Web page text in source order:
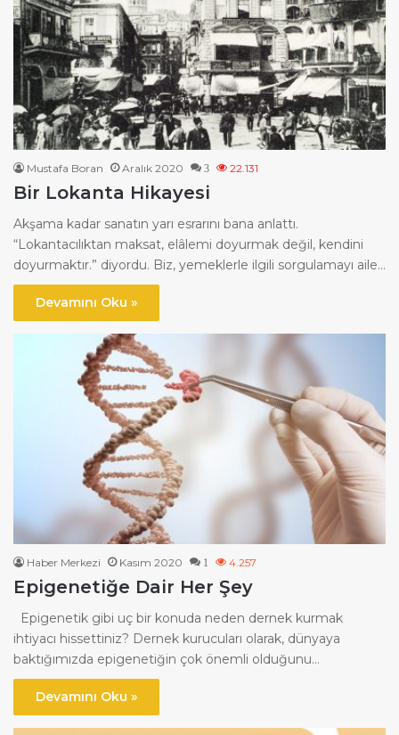
Mustafa Boran Aralık 2020 3 22.131
Bir Lokanta Hikayesi
Akşama kadar sanatın yarı esrarını bana anlattı.
“Lokantacılıktan maksat, elâlemi doyurmak değil, kendini
doyurmaktır.” diyordu. Biz, yemeklerle ilgili sorgulamayı aile…
Devamını Oku »
Haber Merkezi Kasım 2020 1 4.257
Epigenetiğe Dair Her Şey
Epigenetik gibi uç bir konuda neden dernek kurmak
ihtiyacı hissettiniz? Dernek kurucuları olarak, dünyaya
baktığımızda epigenetiğin çok önemli olduğunu…
Devamını Oku »